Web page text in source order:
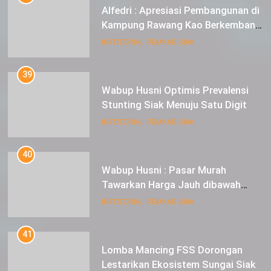
Alfedri : Apresiasi Pembangunan di
Kampung Rawang Kao Berkembang
Pesat
INFOTORIAL PEMKAB SIAK
39
Wabup Husni Optimis Prevalensi
Stunting Siak Menuju Satu Digit
INFOTORIAL PEMKAB SIAK
40
Wabup Husni : Pasar Murah
Tawarkan Harga Jauh dibawah
Pasar Tradisional
INFOTORIAL PEMKAB SIAK
41
Lomba Mancing FSS Dorongan
Lestarikan Ekosistem Sungai Siak